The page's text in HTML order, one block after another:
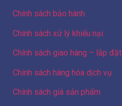
Chính sách bảo hành
Chính sách xử lý khiếu nại
Chính sách giao hàng – lắp đặt
Chính sách hàng hóa dịch vụ
Chính sách giá sản phẩm